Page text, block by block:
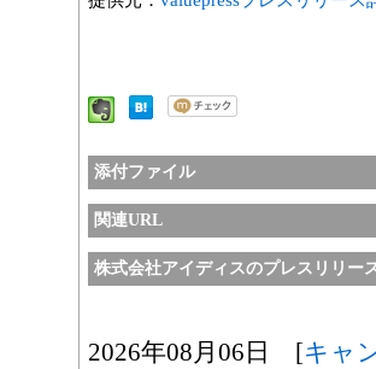
添付ファイル
関連URL
株式会社アイディスのプレスリリー
2026年08月06日 [キャ